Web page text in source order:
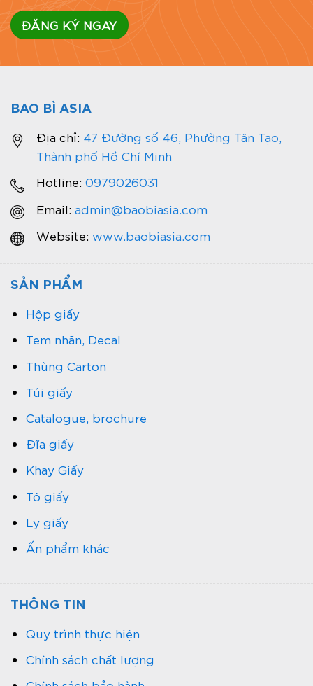
BAO BÌ ASIA
Địa chỉ: 47 Đường số 46, Phường Tân Tạo,
Thành phố Hồ Chí Minh
Hotline: 0979026031
Email: admin@baobiasia.com
Website: www.baobiasia.com
SẢN PHẨM
Hộp giấy
Tem nhãn, Decal
Thùng Carton
Túi giấy
Catalogue, brochure
Đĩa giấy
Khay Giấy
Tô giấy
Ly giấy
Ấn phẩm khác
THÔNG TIN
Quy trình thực hiện
Chính sách chất lượng